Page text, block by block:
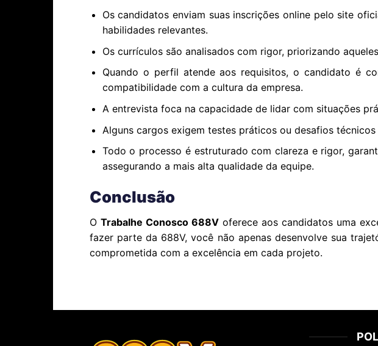
Os candidatos enviam suas inscrições online pelo site
habilidades relevantes.
Os currículos são analisados com rigor, priorizando
Quando o perfil atende aos requisitos, o candidato é
compatibilidade com a cultura da empresa.
A entrevista foca na capacidade de lidar com situações
Alguns cargos exigem testes práticos ou desafios
Todo o processo é estruturado com clareza e rigor,
assegurando a mais alta qualidade da equipe.
Conclusão
O Trabalhe Conosco 688Voferece aos candidatos uma
fazer parte da 688V, você não apenas desenvolve sua
comprometida com a excelência em cada projeto.